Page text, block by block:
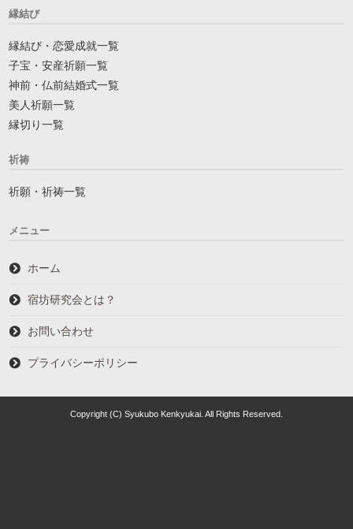
縁結び
縁結び・恋愛成就一覧
子宝・安産祈願一覧
神前・仏前結婚式一覧
美人祈願一覧
縁切り一覧
祈祷
祈願・祈祷一覧
メニュー
ホーム
宿坊研究会とは？
お問い合わせ
プライバシーポリシー
Copyright (C) Syukubo Kenkyukai. All Rights Reserved.